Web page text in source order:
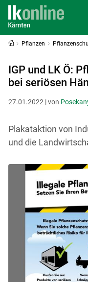
Pflanzen
IGP und LK Ö:
bei seriösen
27.01.2022 | von
Plakataktion von
und die